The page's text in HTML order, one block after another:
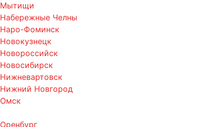
Мытищи
Набережные Челны
Наро-Фоминск
Новокузнецк
Новороссийск
Новосибирск
Нижневартовск
Нижний Новгород
Омск
Оренбург